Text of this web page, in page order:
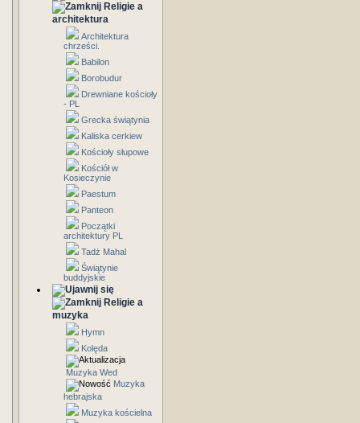
Religie a
architektura
Architektura
chrześci.
Babilon
Borobudur
Drewniane kościoły
- PL
Grecka świątynia
Kaliska cerkiew
Kościoły słupowe
Kościół w
Kosieczynie
Paestum
Panteon
Początki
architektury PL
Tadż Mahal
Świątynie
buddyjskie
Religie a
muzyka
Hymn
Kolęda
Muzyka Wed
Muzyka
hebrajska
Muzyka kościelna